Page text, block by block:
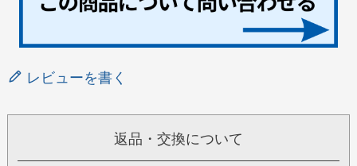
レビューを書く
返品・交換について